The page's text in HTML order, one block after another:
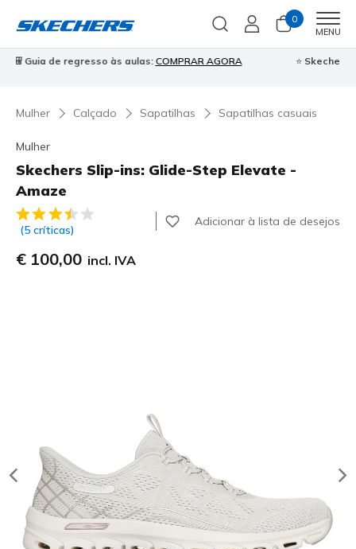
0
MENU
⭐Skechers VIP:45 dias de devolução para membros Inscreve-te⭐
Mulher Calçado Sapatilhas Sapatilhas casuais
Mulher
Skechers Slip-ins: Glide-Step Elevate -
Amaze
3$9 de 5 – Classificação do cliente
(5 críticas)
Adicionar à lista de desejos
€ 100,00 incl. IVA